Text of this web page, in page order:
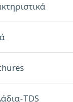
2.07m
TDS